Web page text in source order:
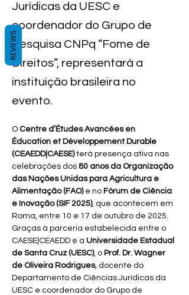
Jurídicas da UESC e
coordenador do Grupo de
Pesquisa CNPq “Fome de
Direitos”, representará a
instituição brasileira no
evento.
O Centre d’Études Avancées en
Éducation et Développement Durable
(CEAEDD|CAESE) terá presença ativa nas
celebrações dos 80 anos da Organização
das Nações Unidas para Agricultura e
Alimentação (FAO) e no Fórum de Ciência
e Inovação (SIF 2025), que acontecem em
Roma, entre 10 e 17 de outubro de 2025.
Graças à parceria estabelecida entre o
CAESE|CEAEDD e a Universidade Estadual
de Santa Cruz (UESC), o Prof. Dr. Wagner
de Oliveira Rodrigues, docente do
Departamento de Ciências Jurídicas da
UESC e coordenador do Grupo de
REVIEWS